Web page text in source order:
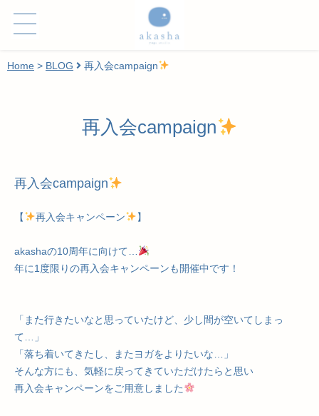
Home > BLOG 再入会campaign
再入会campaign
再入会campaign
【 再入会キャンペーン 】
akashaの10周年に向けて…
年に1度限りの再入会キャンペーンも開催中です！
「また行きたいなと思っていたけど、少し間が空いてしまっ
て…」
「落ち着いてきたし、またヨガをよりたいな…」
そんな方にも、気軽に戻ってきていただけたらと思い
再入会キャンペーンをご用意しました